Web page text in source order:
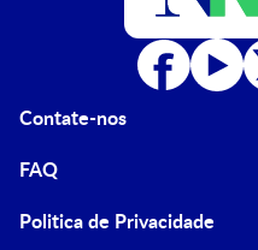
Contate-nos
FAQ
Politica de Privacidade